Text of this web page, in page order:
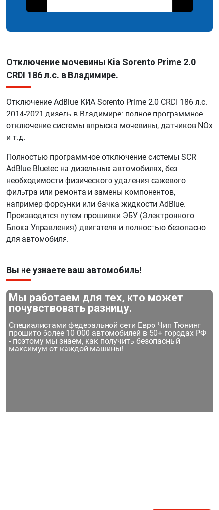
Отключение мочевины Kia Sorento Prime 2.0
CRDI 186 л.с. в Владимире.
Отключение AdBlue КИА Sorento Prime 2.0 CRDI 186 л.с.
2014-2021 дизель в Владимире: полное программное
отключение системы впрыска мочевины, датчиков NOx
и т.д.
Полностью программное отключение системы SCR
AdBlue Bluetec на дизельных автомобилях, без
необходимости физического удаления сажевого
фильтра или ремонта и замены компонентов,
например форсунки или бачка жидкости AdBlue.
Производится путем прошивки ЭБУ (Электронного
Блока Управления) двигателя и полностью безопасно
для автомобиля.
Вы не узнаете ваш автомобиль!
Мы работаем для тех, кто может
почувствовать разницу.
Специалистами федеральной сети Евро Чип Тюнинг
прошито более 10 000 автомобилей в 50+ городах РФ
- поэтому мы знаем, как получить безопасный
максимум от каждой машины!